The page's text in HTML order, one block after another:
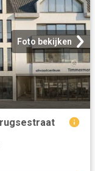
Foto bekijken